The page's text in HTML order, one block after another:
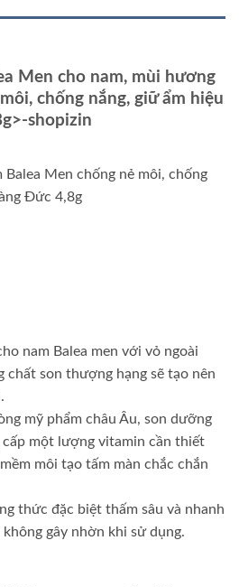
Men cho nam, mùi hương
chống nắng, giữ ẩm hiệu
shopizin
Men chống nẻ môi, chống
Đức 4,8g
nam Balea men với vỏ ngoài
chất son thượng hạng sẽ tạo nên
mỹ phẩm châu Âu, son dưỡng
cấp một lượng vitamin cần thiết
môi tạo tấm màn chắc chắn
thức đặc biệt thấm sâu và nhanh
gây nhờn khi sử dụng.